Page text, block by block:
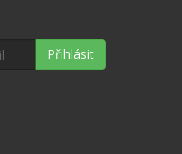
Přihlásit